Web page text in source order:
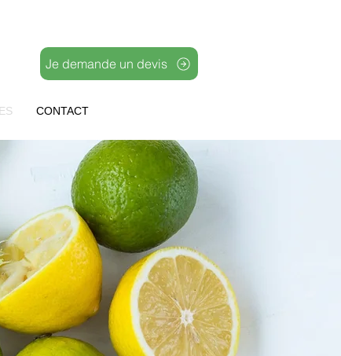
Je demande un devis
CONTACT